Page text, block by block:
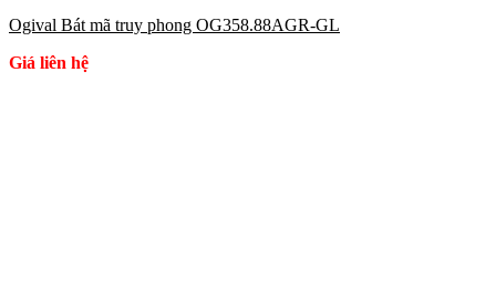
Ogival Bát mã truy phong OG358.88AGR-GL
Giá liên hệ